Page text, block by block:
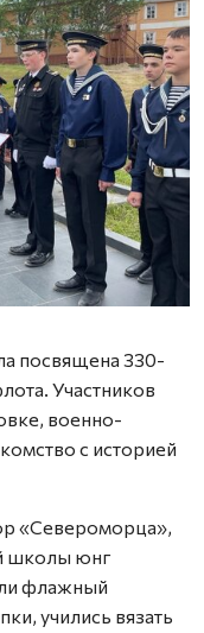
посвящена 330-
Участников
военно-
с историей
«Североморца»,
школы юнг
флажный
учились вязать